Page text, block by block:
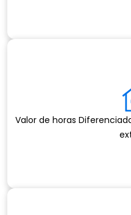
Valor de horas